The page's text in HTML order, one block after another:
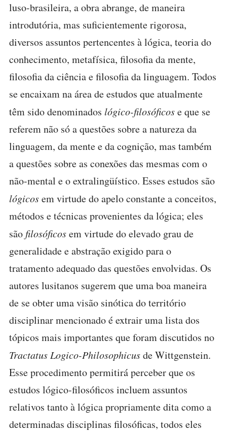
luso-brasileira, a obra abrange, de maneira
introdutória, mas suficientemente rigorosa,
diversos assuntos pertencentes à lógica, teoria do
conhecimento, metafísica, filosofia da mente,
filosofia da ciência e filosofia da linguagem. Todos
se encaixam na área de estudos que atualmente
têm sido denominados lógico-filosóficose que se
referem não só a questões sobre a natureza da
linguagem, da mente e da cognição, mas também
a questões sobre as conexões das mesmas com o
não-mental e o extralingüístico. Esses estudos são
lógicosem virtude do apelo constante a conceitos,
métodos e técnicas provenientes da lógica; eles
são filosóficosem virtude do elevado grau de
generalidade e abstração exigido para o
tratamento adequado das questões envolvidas. Os
autores lusitanos sugerem que uma boa maneira
de se obter uma visão sinótica do território
disciplinar mencionado é extrair uma lista dos
tópicos mais importantes que foram discutidos no
Tractatus Logico-Philosophicusde Wittgenstein.
Esse procedimento permitirá perceber que os
estudos lógico-filosóficos incluem assuntos
relativos tanto à lógica propriamente dita como a
determinadas disciplinas filosóficas, todos eles